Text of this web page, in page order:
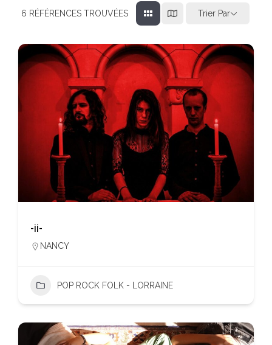
6 RÉFÉRENCES TROUVÉES Trier Par
-ii-
NANCY
POP ROCK FOLK - LORRAINE